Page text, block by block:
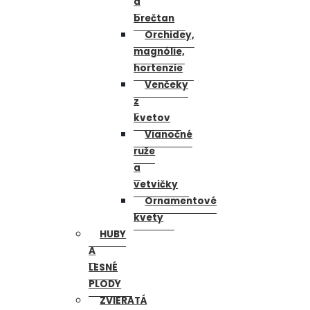
brečtan
Orchidey,
magnólie,
hortenzie
Venčeky
z
kvetov
Vianočné
ruže
a
vetvičky
Ornamentové
kvety
HUBY
A
LESNÉ
PLODY
ZVIERATÁ